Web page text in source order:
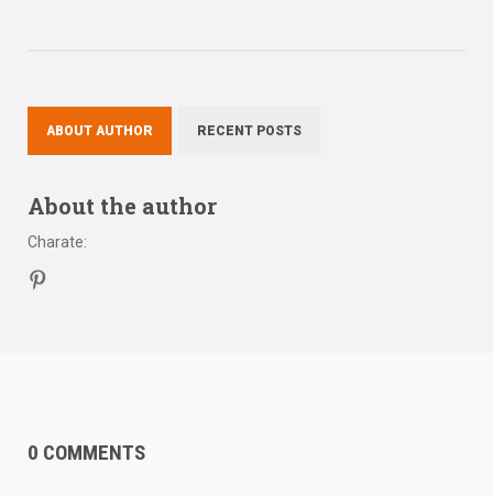
ABOUT AUTHOR RECENT POSTS
About the author
Charate:
0 COMMENTS